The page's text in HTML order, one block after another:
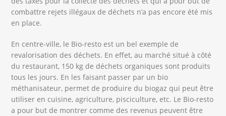
combattre rejets illégaux de déchets n’a pas encore été mis
en place.
En centre-ville, le Bio-resto est un bel exemple de
revalorisation des déchets. En effet, au marché situé à côté
du restaurant, 150 kg de déchets organiques sont produits
tous les jours. En les faisant passer par un bio
méthanisateur, permet de produire du biogaz qui peut être
utiliser en cuisine, agriculture, pisciculture, etc. Le Bio-resto
a pour but de montrer comme des revenus peuvent être